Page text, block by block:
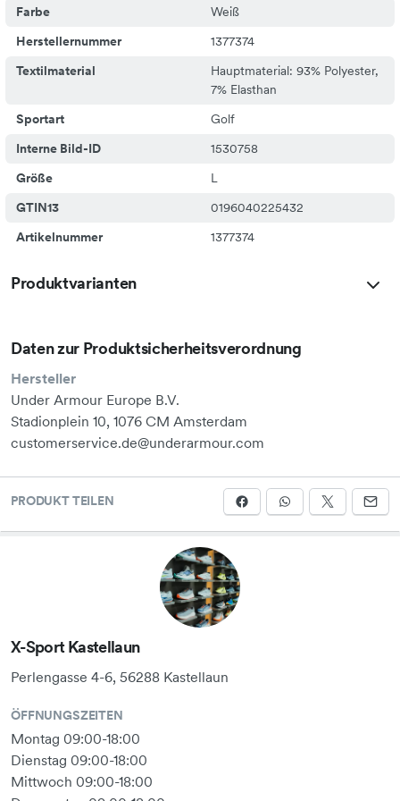
Farbe
Weiß
Herstellernummer
1377374
Textilmaterial
Hauptmaterial: 93% Polyester,
7% Elasthan
Sportart
Golf
Interne Bild-ID
1530758
Größe
L
GTIN13
0196040225432
Artikelnummer
1377374
Produktvarianten
Daten zur Produktsicherheitsverordnung
Hersteller
Under Armour Europe B.V.
Stadionplein 10, 1076 CM Amsterdam
customerservice.de@underarmour.com
PRODUKT TEILEN
X-Sport Kastellaun
Perlengasse 4-6, 56288 Kastellaun
ÖFFNUNGSZEITEN
Montag 09:00-18:00
Dienstag 09:00-18:00
Mittwoch 09:00-18:00